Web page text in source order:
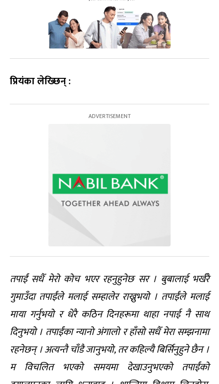
प्रियंका लेख्छिन् :
तपाईं सधैँ मेरो कोच भएर रहनुहुनेछ सर । बुबालाई भर्खरै
गुमाउँदा तपाईंले मलाई सम्हालेर राख्नुभयो । तपाईंले मलाई
माया गर्नुभयो र धेरै कठिन दिनहरूमा थाहा नपाई नै साथ
दिनुभयो । तपाईंका न्यानो अंगालो र हाँसो सधैँ मेरा सम्झनामा
रहनेछन् । अत्यन्तै चाँडै जानुभयो, तर कहिल्यै बिर्सिनुहुने छैन ।
म विचलित भएको समयमा देखाउनुभएको तपाईंको